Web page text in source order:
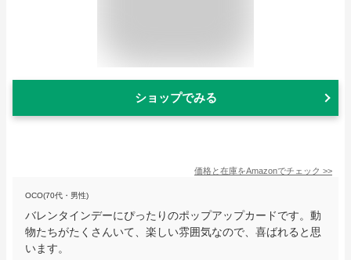
ショップでみる
価格と在庫をAmazonでチェック >>
OCO(70代・男性)
バレンタインデーにぴったりのポップアップカードです。動
物たちがたくさんいて、楽しい雰囲気なので、喜ばれると思
います。